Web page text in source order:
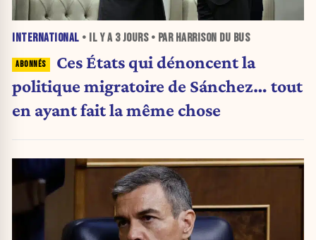
INTERNATIONAL • IL Y A 3 JOURS• PAR HARRISON DU BUS
Ces États qui dénoncent la
politique migratoire de Sánchez… tout
en ayant fait la même chose